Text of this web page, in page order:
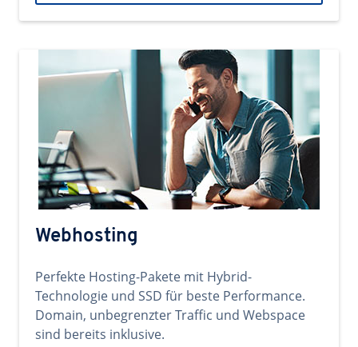
Webhosting
Perfekte Hosting-Pakete mit Hybrid-
Technologie und SSD für beste Performance.
Domain, unbegrenzter Traffic und Webspace
sind bereits inklusive.